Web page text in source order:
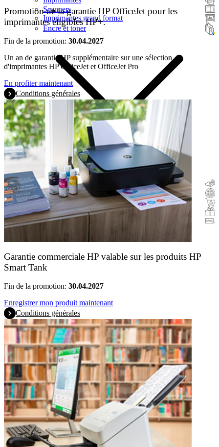
Scanners
Imprimantes grand format
Encre et toner
Remboursement
Reprise
Acheter & tester
Cadeau avec l'achat
Garantie
Promotion de la garantie HP OfficeJet pour les
imprimantes éligibles HP+.
Fin de la promotion: 30.04.2027
Un an de garantie HP supplémentaire sur une sélection
d'imprimantes HP OfficeJet et OfficeJet Pro
En profiter maintenant
Conditions générales
Garantie commerciale HP valable sur les produits HP
Smart Tank
Fin de la promotion: 30.04.2027
Enregistrer mon produit maintenant
Conditions générales